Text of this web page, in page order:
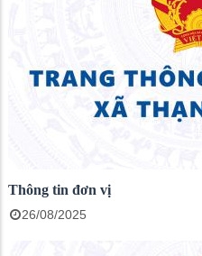
Thông tin đơn vị
26/08/2025